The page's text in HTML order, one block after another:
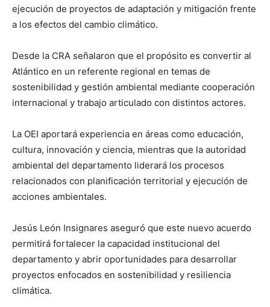
ejecución de proyectos de adaptación y mitigación frente
a los efectos del cambio climático.
Desde la CRA señalaron que el propósito es convertir al
Atlántico en un referente regional en temas de
sostenibilidad y gestión ambiental mediante cooperación
internacional y trabajo articulado con distintos actores.
La OEI aportará experiencia en áreas como educación,
cultura, innovación y ciencia, mientras que la autoridad
ambiental del departamento liderará los procesos
relacionados con planificación territorial y ejecución de
acciones ambientales.
Jesús León Insignares aseguró que este nuevo acuerdo
permitirá fortalecer la capacidad institucional del
departamento y abrir oportunidades para desarrollar
proyectos enfocados en sostenibilidad y resiliencia
climática.